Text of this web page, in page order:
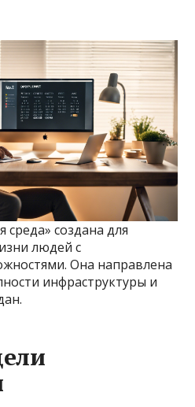
создана для
людей с
Она направлена
инфраструктуры и